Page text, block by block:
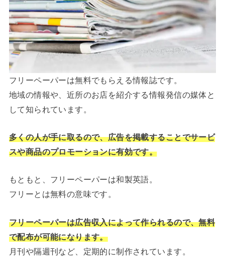
フリーペーパーは無料でもらえる情報誌です。
地域の情報や、近所のお店を紹介する情報発信の媒体と
して知られています。
多くの人が手に取るので、広告を掲載することでサービ
スや商品のプロモーションに有効です。
もともと、フリーペーパーは和製英語。
フリーとは無料の意味です。
フリーペーパーは広告収入によって作られるので、無料
で配布が可能になります。
月刊や隔週刊など、定期的に制作されています。